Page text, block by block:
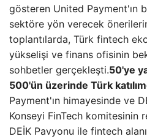
gösteren United Payment'ın
sektöre yön verecek önerilerin
toplantılarda, Türk fintech
yükselişi ve finans ofisinin
sohbetler gerçekleşti.50'ye
500'ün üzerinde Türk
Payment'ın himayesinde ve
Konseyi FinTech komitesinin
DEİK Pavyonu ile fintech